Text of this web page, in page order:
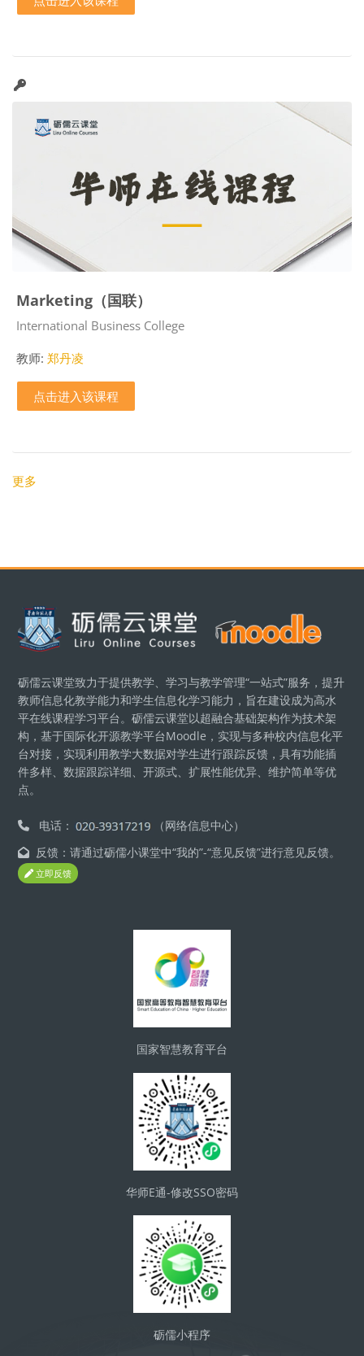
Marketing（国联）
课程类别
International Business College
教师: 郑丹凌
点击进入该课程
更多
版块
砺儒云课堂致力于提供教学、学习与教学管理“一站式”服务，提升
教师信息化教学能力和学生信息化学习能力，旨在建设成为高水
平在线课程学习平台。砺儒云课堂以超融合基础架构作为技术架
构，基于国际化开源教学平台Moodle，实现与多种校内信息化平
台对接，实现利用教学大数据对学生进行跟踪反馈，具有功能插
件多样、数据跟踪详细、开源式、扩展性能优异、维护简单等优
点。
电话：
（网络信息中心）
反馈：请通过砺儒小课堂中“我的”-“意见反馈”进行意见反馈。
立即反馈
国家智慧教育平台
华师E通-修改SSO密码
砺儒小程序